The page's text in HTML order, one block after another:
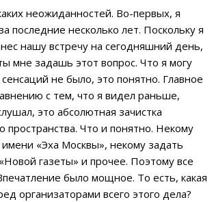
неожиданностей. Во-первых, я
последние несколько лет. Поскольку я
нашу встречу на сегодняшний день,
мне задашь этот вопрос. Что я могу
сенсаций не было, это понятно. Главное
с тем, что я видел раньше,
это абсолютная зачистка
пространства. Что и понятно. Некому
«Эха Москвы», некому задать
газеты» и прочее. Поэтому все
было мощное. То есть, какая
организаторами всего этого дела?